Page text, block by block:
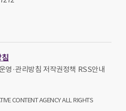
영·관리방침 저작권정책 RSS안내
CONTENT AGENCY ALL RIGHTS